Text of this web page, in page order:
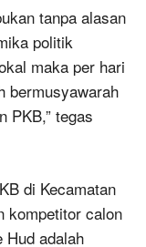
tanpa alasan
politik
maka per hari
bermusyawarah
PKB,” tegas
di Kecamatan
kompetitor calon
Hud adalah